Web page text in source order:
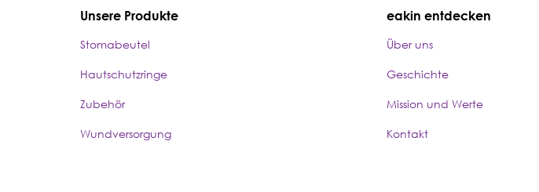
Unsere Produkte
Stomabeutel
Hautschutzringe
Zubehör
Wundversorgung
eakin entdecken
Über uns
Geschichte
Mission und Werte
Kontakt